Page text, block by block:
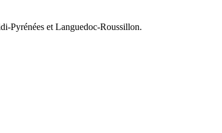
Pyrénées et Languedoc-Roussillon.